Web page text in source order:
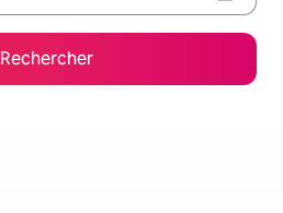
Rechercher